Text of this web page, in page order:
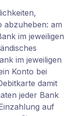
abzuheben: am
im jeweiligen
im jeweiligen
Konto bei
damit
jeder Bank
auf